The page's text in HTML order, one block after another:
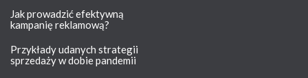
Jak prowadzić efektywną
kampanię reklamową?
Przykłady udanych strategii
sprzedaży w dobie pandemii